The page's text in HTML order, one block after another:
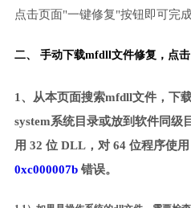
点击页面"一键修复"按钮即可完成
二、 手动下载mfdll文件修复， 点
1、从本页面搜索mfdll文件，下
system系统目录或放到软件同级
用 32 位 DLL，对 64 位程序使
0xc000007b错误。